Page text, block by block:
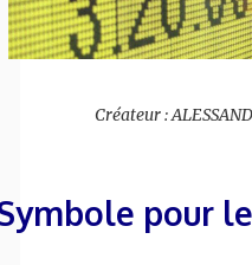
Créateur :
pour